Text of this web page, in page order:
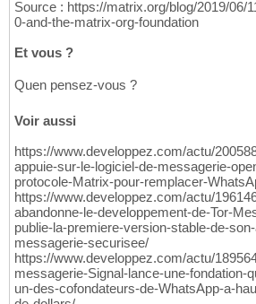
Source : https://matrix.org/blog/2019/06/
0-and-the-matrix-org-foundation
Et vous ?
Quen pensez-vous ?
Voir aussi
https://www.developpez.com/actu/
appuie-sur-le-logiciel-de-messagerie-
protocole-Matrix-pour-remplacer-
https://www.developpez.com/actu/
abandonne-le-developpement-de-Tor-
publie-la-premiere-version-stable-de-
messagerie-securisee/
https://www.developpez.com/actu/
messagerie-Signal-lance-une-fondation-
un-des-cofondateurs-de-WhatsApp-a-